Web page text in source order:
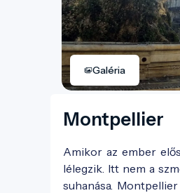
Galéria
Montpellier
Amikor az ember
lélegzik. Itt nem a
suhanása.